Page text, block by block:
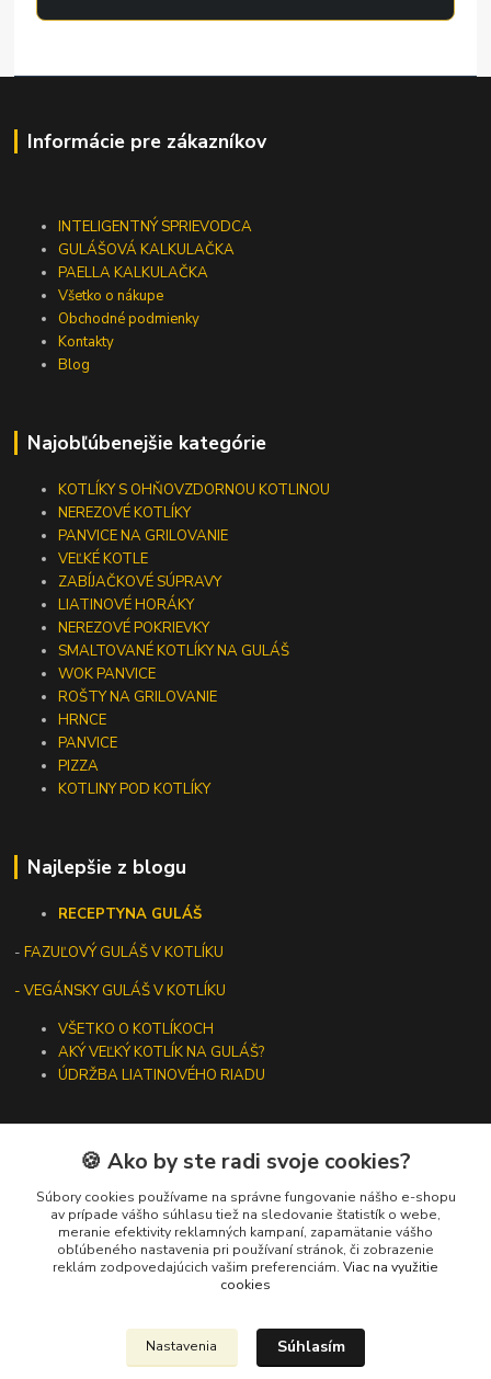
Informácie pre zákazníkov
INTELIGENTNÝ SPRIEVODCA
GULÁŠOVÁ KALKULAČKA
PAELLA KALKULAČKA
Všetko o nákupe
Obchodné podmienky
Kontakty
Blog
Najobľúbenejšie kategórie
KOTLÍKY S OHŇOVZDORNOU KOTLINOU
NEREZOVÉ KOTLÍKY
PANVICE NA GRILOVANIE
VEĽKÉ KOTLE
ZABÍJAČKOVÉ SÚPRAVY
LIATINOVÉ HORÁKY
NEREZOVÉ POKRIEVKY
SMALTOVANÉ KOTLÍKY NA GULÁŠ
WOK PANVICE
ROŠTY NA GRILOVANIE
HRNCE
PANVICE
PIZZA
KOTLINY POD KOTLÍKY
Najlepšie z blogu
RECEPTYNA GULÁŠ
-FAZUĽOVÝ GULÁŠ V KOTLÍKU
- VEGÁNSKY GULÁŠ V KOTLÍKU
VŠETKO O KOTLÍKOCH
AKÝ VEĽKÝ KOTLÍK NA GULÁŠ?
ÚDRŽBA LIATINOVÉHO RIADU
Kontakty
+421 919 275 553
(Po-Pia, 10-13 hod.)
🍪 Ako by ste radi svoje cookies?
Súbory cookies používame na správne fungovanie nášho e-shopu
av prípade vášho súhlasu tiež na sledovanie štatistík o webe,
meranie efektivity reklamných kampaní, zapamätanie vášho
obľúbeného nastavenia pri používaní stránok, či zobrazenie
reklám zodpovedajúcich vašim preferenciám. Viac na využitie
cookies
Nastavenia Súhlasím